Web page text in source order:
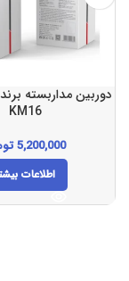
دوربین مداربسته
KM16
5,200,000
اطلاعات